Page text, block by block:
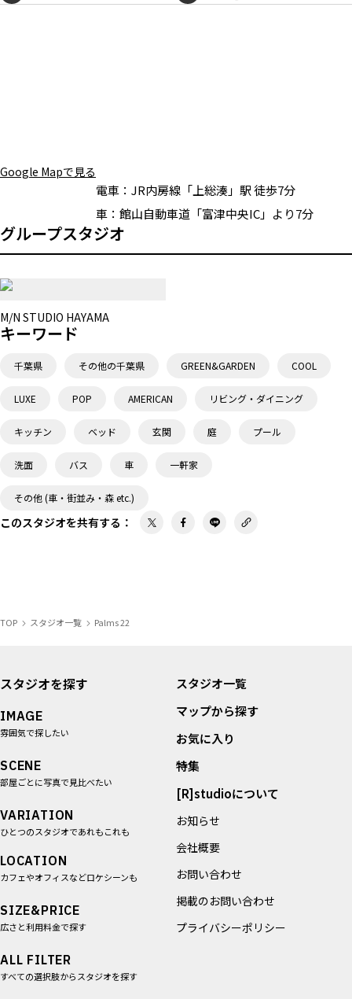
Google Mapで見る
電車： JR内房線「上総湊」駅 徒歩7分
車： 館山自動車道「富津中央IC」より7分
グループスタジオ
M/N STUDIO HAYAMA
キーワード
千葉県 その他の千葉県 GREEN&GARDEN COOL
LUXE POP AMERICAN リビング・ダイニング
キッチン ベッド 玄関 庭 プール
洗面 バス 車 一軒家
その他 (車・街並み・森 etc.)
このスタジオを共有する ：
TOP スタジオ一覧 Palms 22
スタジオを探す
IMAGE
雰囲気で探したい
SCENE
部屋ごとに写真で見比べたい
VARIATION
ひとつのスタジオであれもこれも
LOCATION
カフェやオフィスなどロケシーンも
SIZE&PRICE
広さと利用料金で探す
ALL FILTER
すべての選択肢からスタジオを探す
スタジオ一覧
マップから探す
お気に入り
特集
[R]studioについて
お知らせ
会社概要
お問い合わせ
掲載のお問い合わせ
プライバシーポリシー